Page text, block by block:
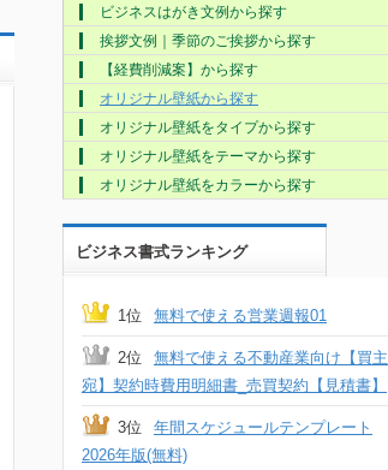
ビジネスはがき文例から探す
挨拶文例｜季節のご挨拶から探す
【経費削減案】から探す
オリジナル壁紙から探す
オリジナル壁紙をタイプから探す
オリジナル壁紙をテーマから探す
オリジナル壁紙をカラーから探す
ビジネス書式ランキング
1位 無料で使える営業週報01
2位
無料で使える不動産業向け【買主
宛】契約時費用明細書_売買契約【見積書】
3位
年間スケジュールテンプレート
2026年版(無料)